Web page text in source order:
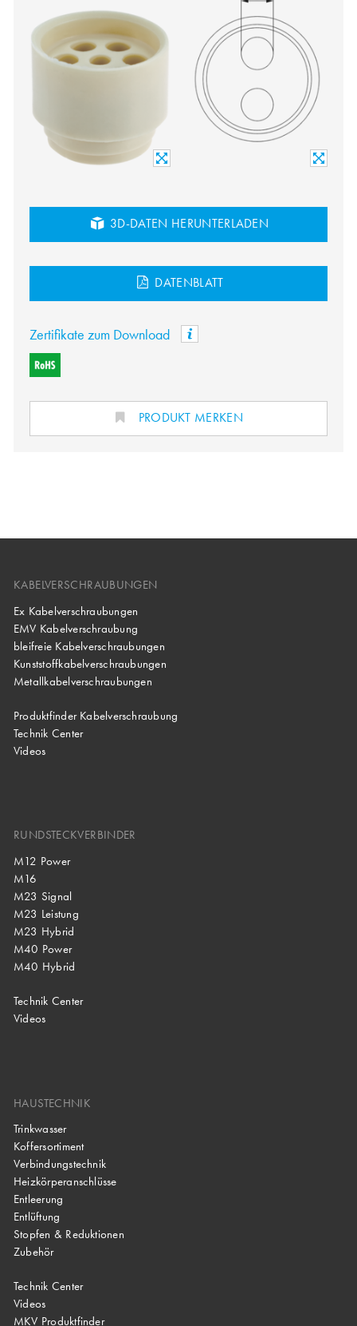
3D-DATEN HERUNTERLADEN
DATENBLATT
Zertifikate zum Download
PRODUKT MERKEN
KABELVERSCHRAUBUNGEN
Ex Kabelverschraubungen
EMV Kabelverschraubung
bleifreie Kabelverschraubungen
Kunststoffkabelverschraubungen
Metallkabelverschraubungen
Produktfinder Kabelverschraubung
Technik Center
Videos
RUNDSTECKVERBINDER
M12 Power
M16
M23 Signal
M23 Leistung
M23 Hybrid
M40 Power
M40 Hybrid
Technik Center
Videos
HAUSTECHNIK
Trinkwasser
Koffersortiment
Verbindungstechnik
Heizkörperanschlüsse
Entleerung
Entlüftung
Stopfen & Reduktionen
Zubehör
Technik Center
Videos
MKV Produktfinder